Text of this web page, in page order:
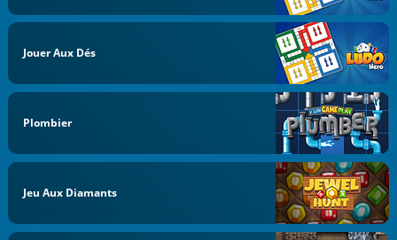
Jouer Aux Dés
Plombier
Jeu Aux Diamants